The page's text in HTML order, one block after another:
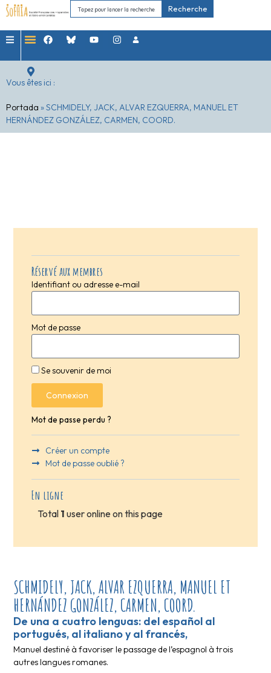
Recherche
Vous êtes ici :
Portada »SCHMIDELY, JACK, ALVAR EZQUERRA, MANUEL ET
HERNÁNDEZ GONZÁLEZ, CARMEN, COORD.
Réservé aux membres
Identifiant ou adresse e-mail
Mot de passe
Se souvenir de moi
Connexion
Mot de passe perdu ?
Créer un compte
Mot de passe oublié ?
En ligne
Total 1 user online on this page
SCHMIDELY, JACK, ALVAR EZQUERRA, MANUEL ET
HERNÁNDEZ GONZÁLEZ, CARMEN, COORD.
De una a cuatro lenguas: del español al
portugués, al italiano y al francés,
Manuel destiné à favoriser le passage de l’espagnol à trois
autres langues romanes.